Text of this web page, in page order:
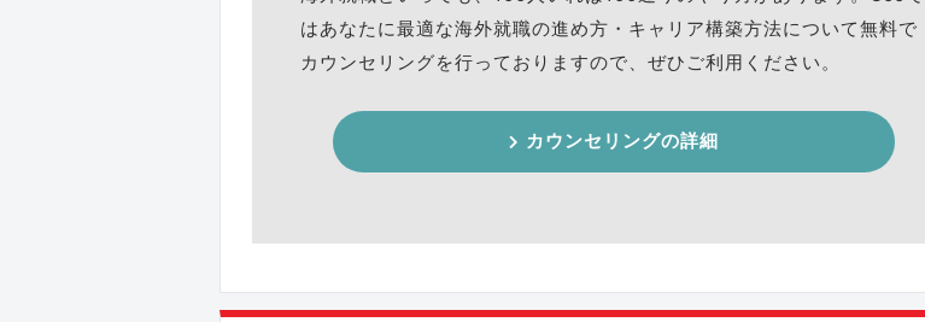
はあなたに最適な海外就職の進め方・キャリア構築方法について無料で
カウンセリングを行っておりますので、ぜひご利用ください。
カウンセリングの詳細